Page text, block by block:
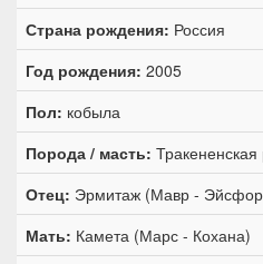
Страна рождения: Россия
Год рождения: 2005
Пол: кобыла
Порода / масть:
Отец: Эрмитаж (Мавр -
Мать: Камета (Марс - Кохана)